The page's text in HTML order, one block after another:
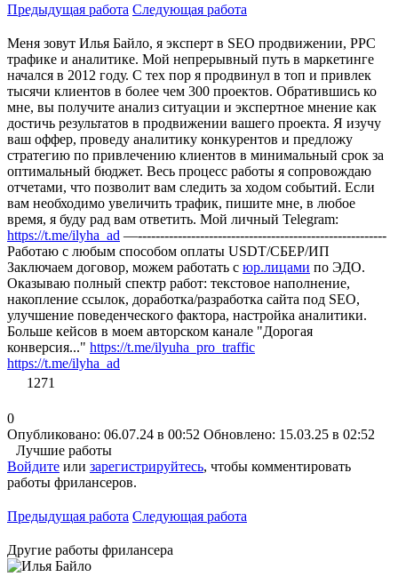
Предыдущая работа Следующая работа
Меня зовут Илья Байло, я эксперт в SEO продвижении, PPC
трафике и аналитике. Мой непрерывный путь в маркетинге
начался в 2012 году. С тех пор я продвинул в топ и привлек
тысячи клиентов в более чем 300 проектов. Обратившись ко
мне, вы получите анализ ситуации и экспертное мнение как
достичь результатов в продвижении вашего проекта. Я изучу
ваш оффер, проведу аналитику конкурентов и предложу
стратегию по привлечению клиентов в минимальный срок за
оптимальный бюджет. Весь процесс работы я сопровождаю
отчетами, что позволит вам следить за ходом событий. Если
вам необходимо увеличить трафик, пишите мне, в любое
время, я буду рад вам ответить. Мой личный Telegram:
https://t.me/ilyha_ad —--------------------------------------------------------
Работаю с любым способом оплаты USDT/CБЕР/ИП
Заключаем договор, можем работать с юр.лицами по ЭДО.
Оказываю полный спектр работ: текстовое наполнение,
накопление ссылок, доработка/разработка сайта под SEO,
улучшение поведенческого фактора, настройка аналитики.
Больше кейсов в моем авторском канале "Дорогая
конверсия..." https://t.me/ilyuha_pro_traffic
https://t.me/ilyha_ad
1271
0
Опубликовано: 06.07.24 в 00:52 Обновлено: 15.03.25 в 02:52
Лучшие работы
Войдите или зарегистрируйтесь, чтобы комментировать
работы фрилансеров.
Предыдущая работа Следующая работа
Другие работы фрилансера